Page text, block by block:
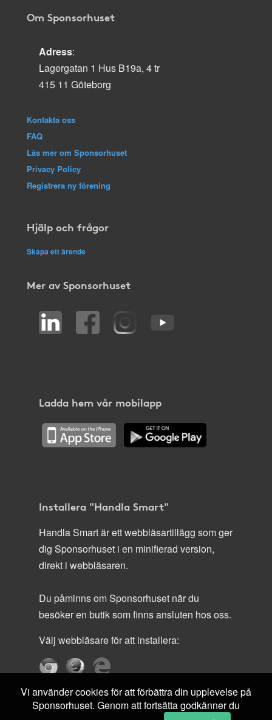
Om Sponsorhuset
Adress:
Lagergatan 1 Hus B19a, 4 tr
415 11 Göteborg
Kontakta oss
FAQ
Läs mer om Sponsorhuset
Privacy Policy
Registrera ny förening
Hjälp och frågor
Skapa ett ärende
Mer av Sponsorhuset
Ladda hem vår mobilapp
Installera "Handla Smart"
Handla Smart är ett webbläsartillägg som ger
dig Sponsorhuset i en minifierad version,
direkt i webbläsaren.
Du påminns om Sponsorhuset när du
besöker en butik som finns ansluten hos oss.
Välj webbläsare för att installera:
Vi använder cookies för att förbättra din upplevelse på
Sponsorhuset. Genom att fortsätta godkänner du